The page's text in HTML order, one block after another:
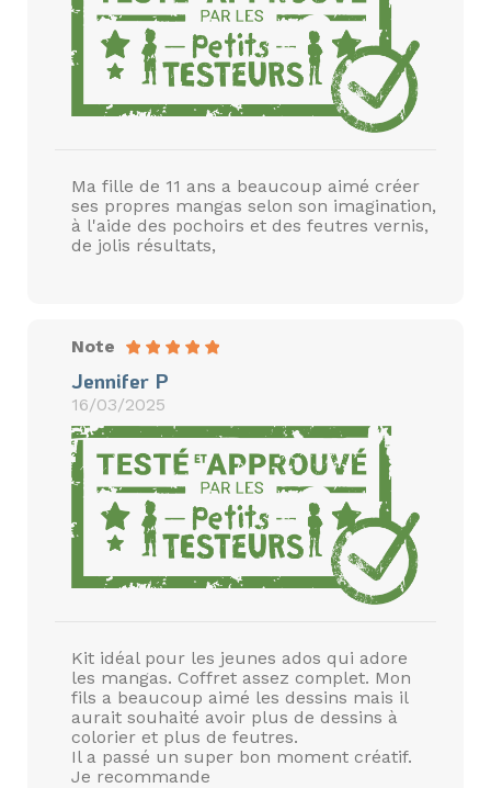
Ma fille de 11 ans a beaucoup aimé créer
ses propres mangas selon son imagination,
à l'aide des pochoirs et des feutres vernis,
de jolis résultats,
Note
Jennifer P
16/03/2025
Kit idéal pour les jeunes ados qui adore
les mangas. Coffret assez complet. Mon
fils a beaucoup aimé les dessins mais il
aurait souhaité avoir plus de dessins à
colorier et plus de feutres.
Il a passé un super bon moment créatif.
Je recommande